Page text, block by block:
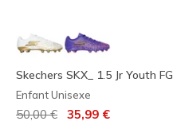
Skechers SKX_ 1.5 Jr Youth FG
Enfant Unisexe
Prix réduit de
50,00 € 35,99 €